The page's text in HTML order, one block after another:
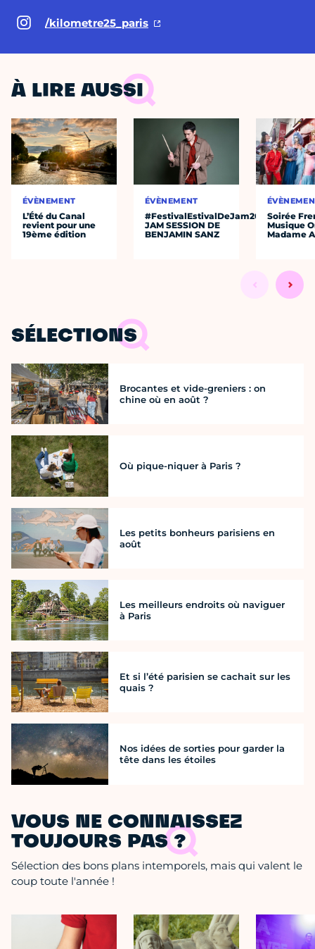
/kilometre25_paris
À LIRE AUSSI
ÉVÈNEMENT
L’Été du Canal
revient pour une
19ème édition
ÉVÈNEMENT
#FestivalEstivalDeJam2026
JAM SESSION DE
BENJAMIN SANZ
Soirée
Musique
Madame
SÉLECTIONS
Brocantes et vide-greniers : on
chine où en août ?
Où pique-niquer à Paris ?
Les petits bonheurs parisiens en
août
Les meilleurs endroits où naviguer
à Paris
Et si l’été parisien se cachait sur les
quais ?
Nos idées de sorties pour garder la
tête dans les étoiles
VOUS NE CONNAISSEZ
TOUJOURS PAS ?
Sélection des bons plans intemporels, mais qui valent le
coup toute l'année !